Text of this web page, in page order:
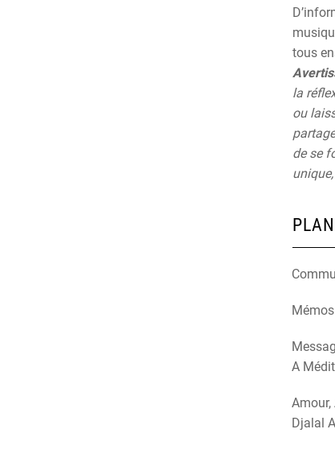
tous
la
ou
de se
A
Amour,
Djalal